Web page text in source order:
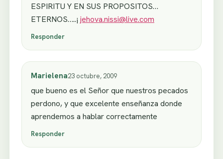
ESPIRITU Y EN SUS PROPOSITOS…
ETERNOS…..¡ jehova.nissi@live.com
Responder
Marielena23 octubre, 2009
que bueno es el Señor que nuestros pecados
perdono, y que excelente enseñanza donde
aprendemos a hablar correctamente
Responder